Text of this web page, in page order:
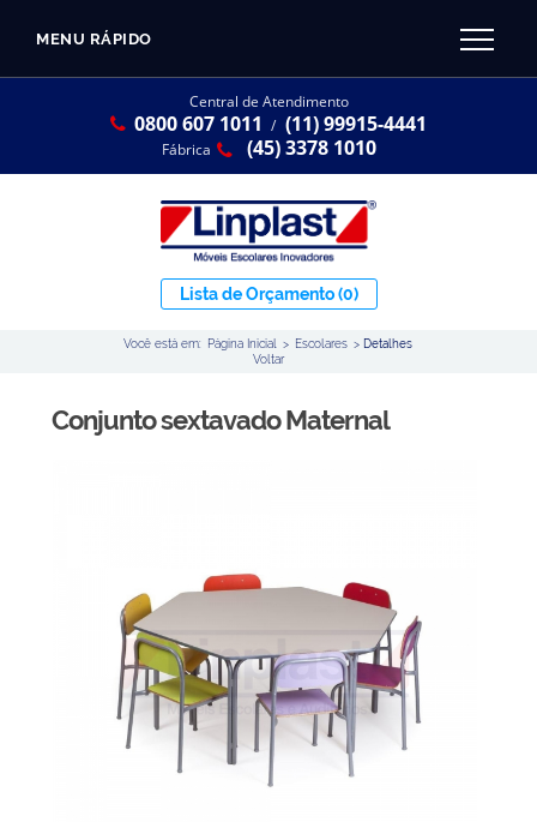
MENU RÁPIDO
Central de Atendimento
0800 607 1011 / (11) 99915-4441
Fábrica (45) 3378 1010
Lista de Orçamento(0)
Você está em: Página Inicial > Escolares >Detalhes
Voltar
Conjunto sextavado Maternal
Linha Resina Plástica
Ambiente Maker
Armários em Aço
Quadro Branco
Linha Wood Prime
CATÁLOGO LINPLAST 2025
SOBRE A EMPRESA